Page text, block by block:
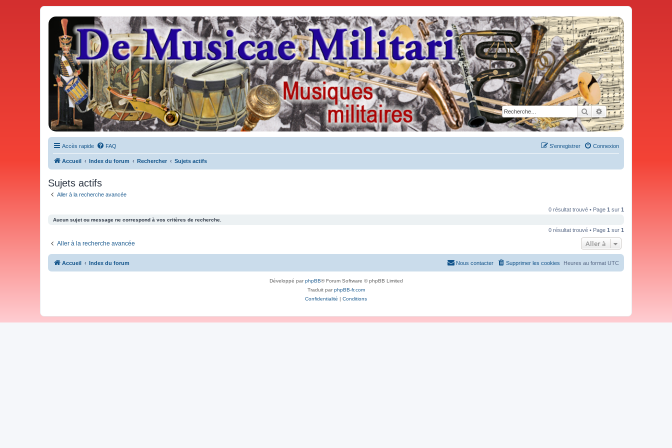
Rechercher
Recherche avancée
De Musicae Militari - Forums
Forums de discussions
Accès rapide FAQ Connexion
S’enregistrer
Accueil Index du forum Rechercher Sujets actifs
Sujets actifs
Aller à la recherche avancée
0 résultat trouvé • Page 1 sur 1
Aucun sujet ou message ne correspond à vos critères de recherche.
0 résultat trouvé • Page 1 sur 1
Aller à la recherche avancée Aller à
Accueil Index du forum Heures au format UTC
Supprimer les cookies
Nous contacter
Développé parphpBB® Forum Software © phpBB Limited
Traduit parphpBB-fr.com
Confidentialité | Conditions